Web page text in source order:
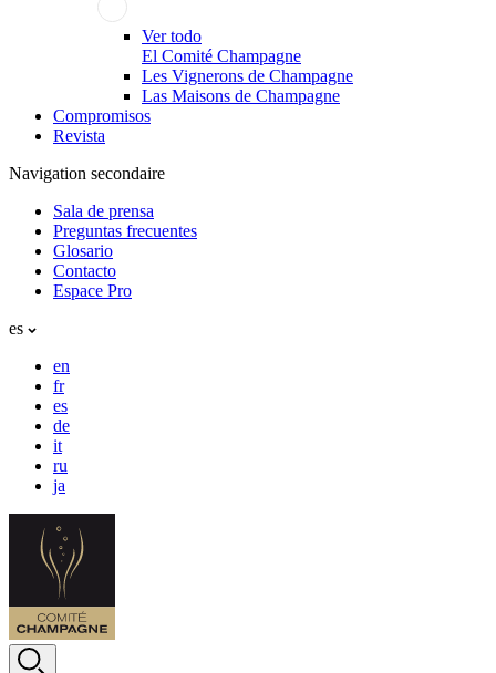
Ver todo
El Comité Champagne
Les Vignerons de Champagne
Las Maisons de Champagne
Compromisos
Revista
Navigation secondaire
Sala de prensa
Preguntas frecuentes
Glosario
Contacto
Espace Pro
es
en
fr
es
de
it
ru
ja